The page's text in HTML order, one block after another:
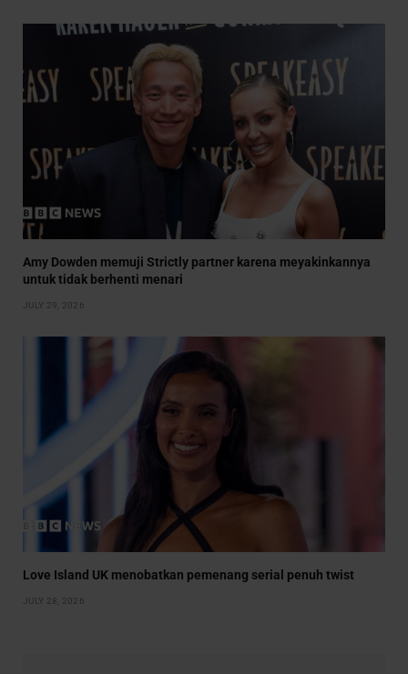
Amy Dowden memuji Strictly partner karena meyakinkannya
untuk tidak berhenti menari
JULY 29, 2026
Love Island UK menobatkan pemenang serial penuh twist
JULY 28, 2026